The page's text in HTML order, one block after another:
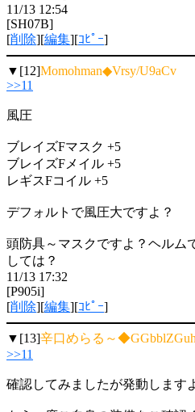
11/13 12:54
[SH07B]
[削除][編集][ｺﾋﾟｰ]
▼[12]Momohman◆Vrsy/U9aCv
>>11
風圧
ブレイズFマスク +5
ブレイズFメイル +5
レギスFコイル +5
デフォルトで風圧大ですよ？
頭防具～マスクですよ？ヘルム
しては？
11/13 17:32
[P905i]
[削除][編集][ｺﾋﾟｰ]
▼[13]辛口めらる～
>>11
確認してみましたが発動します